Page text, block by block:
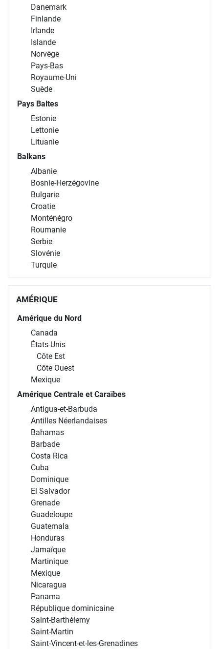
Danemark
Finlande
Irlande
Islande
Norvège
Pays-Bas
Royaume-Uni
Suède
Pays Baltes
Estonie
Lettonie
Lituanie
Balkans
Albanie
Bosnie-Herzégovine
Bulgarie
Croatie
Monténégro
Roumanie
Serbie
Slovénie
Turquie
AMÉRIQUE
Amérique du Nord
Canada
États-Unis
Côte Est
Côte Ouest
Mexique
Amérique Centrale et Caraïbes
Antigua-et-Barbuda
Antilles Néerlandaises
Bahamas
Barbade
Costa Rica
Cuba
Dominique
El Salvador
Grenade
Guadeloupe
Guatemala
Honduras
Jamaïque
Martinique
Mexique
Nicaragua
Panama
République dominicaine
Saint-Barthélemy
Saint-Martin
Saint-Vincent-et-les-Grenadines